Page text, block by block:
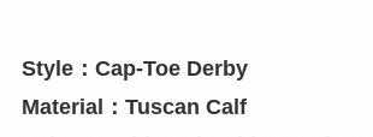
Style：Cap-Toe Derby
Material：Tuscan Calf